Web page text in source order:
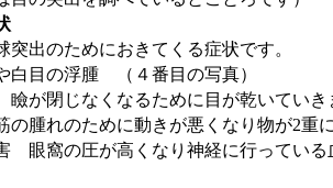
突出のためにおきてくる症状です。
白目の浮腫 （４番目の写真）
が閉じなくなるために目が乾いていき
腫れのために動きが悪くなり物が2重
眼窩の圧が高くなり神経に行っている